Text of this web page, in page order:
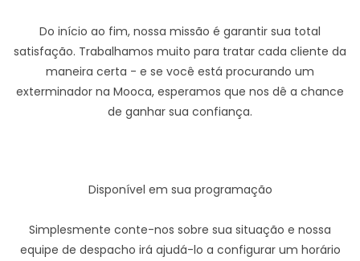
Do início ao fim, nossa missão é garantir sua total
satisfação. Trabalhamos muito para tratar cada cliente da
maneira certa - e se você está procurando um
exterminador na Mooca, esperamos que nos dê a chance
de ganhar sua confiança.
Disponível em sua programação
Simplesmente conte-nos sobre sua situação e nossa
equipe de despacho irá ajudá-lo a configurar um horário